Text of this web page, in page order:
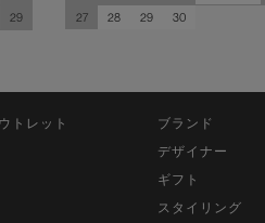
29
27
28 29 30
トレット
ブランド
デザイナー
ギフト
スタイリング